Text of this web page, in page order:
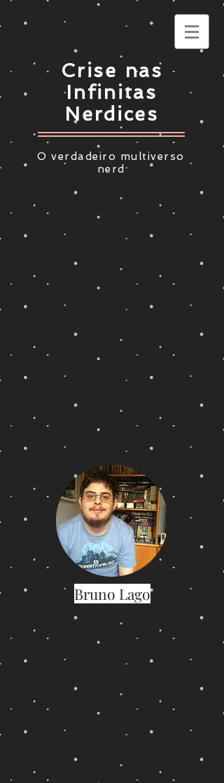
Crise nas
Infinitas
Nerdices
O verdadeiro multiverso
nerd
Bruno Lago